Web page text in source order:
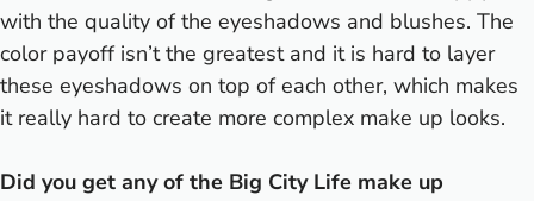
with the quality of the eyeshadows and blushes. The
color payoff isn’t the greatest and it is hard to layer
these eyeshadows on top of each other, which makes
it really hard to create more complex make up looks.
Did you get any of the Big City Life make up